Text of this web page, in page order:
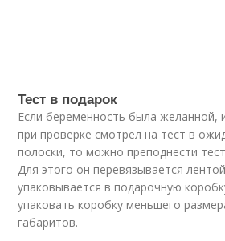
Тест в подарок
Если беременность была желанной,
при проверке смотрел на тест в
полоски, то можно преподнести
Для этого он перевязывается
упаковывается в подарочную
упаковать коробку меньшего
габаритов.